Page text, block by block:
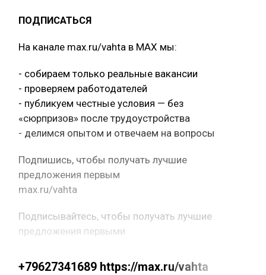
ПОДПИСАТЬСЯ
На канале max.ru/vahta в MAX мы:
- собираем только реальные вакансии
- проверяем работодателей
- публикуем честные условия — без
«сюрпризов» после трудоустройства
- делимся опытом и отвечаем на вопросы
Подпишись, чтобы получать лучшие
предложения первым
max.ru/vahta
Подписывайтесь, чтобы получать лучшие
предложения первыми
+79627341689 https://max.ru/vahta